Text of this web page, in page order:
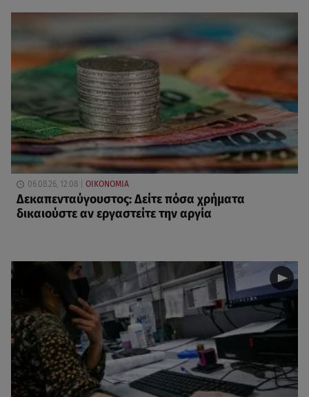
06.08.26, 12:08 ΟΙΚΟΝΟΜΙΑ
Δεκαπενταύγουστος: Δείτε πόσα χρήματα
δικαιούστε αν εργαστείτε την αργία